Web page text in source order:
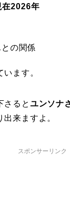
在2026年
との関係
ます。
さると ユンソナ
来ますよ。
スポンサーリンク